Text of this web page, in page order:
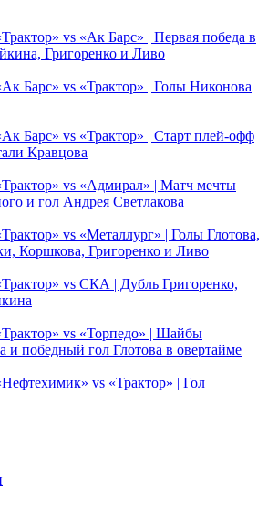
vs «Ак Барс» | Первая победа в
Григоренко и Ливо
Барс» vs «Трактор» | Голы Никонова
Барс» vs «Трактор» | Старт плей-офф
Кравцова
vs «Адмирал» | Матч мечты
и гол Андрея Светлакова
vs «Металлург» | Голы Глотова,
Коршкова, Григоренко и Ливо
vs СКА | Дубль Григоренко,
vs «Торпедо» | Шайбы
и победный гол Глотова в овертайме
vs «Трактор» | Гол